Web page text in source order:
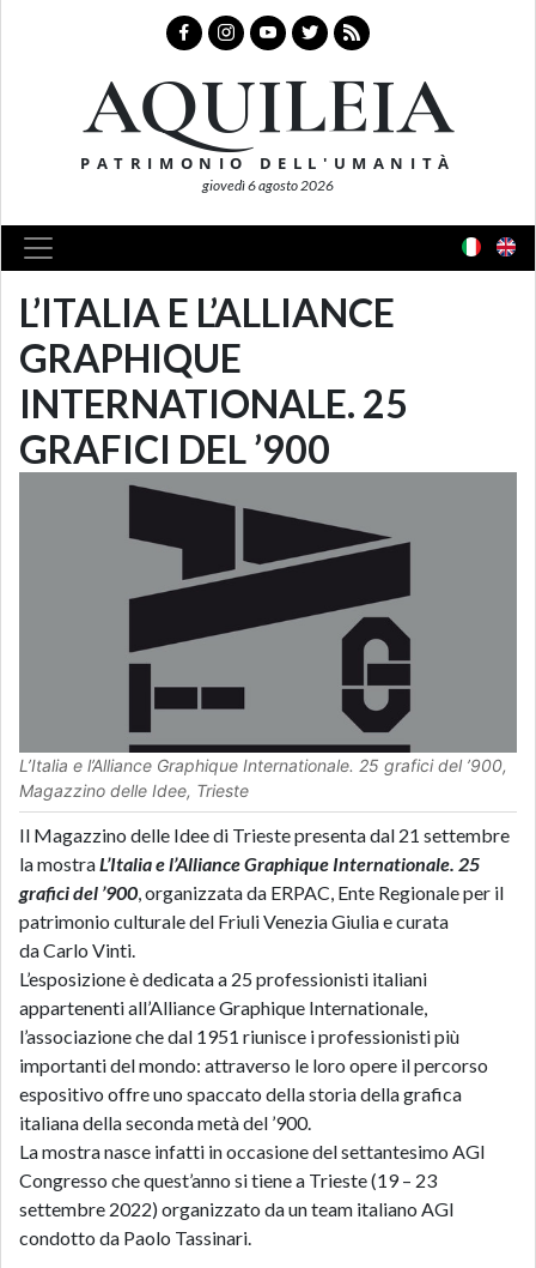
AQUILEIA
PATRIMONIO DELL'UMANITÀ
giovedì 6 agosto 2026
L’ITALIA E L’ALLIANCE
GRAPHIQUE
INTERNATIONALE. 25
GRAFICI DEL ’900
L’Italia e l’Alliance Graphique Internationale. 25 grafici del ’900,
Magazzino delle Idee, Trieste
Il Magazzino delle Idee di Trieste presenta dal 21 settembre
la mostraL’Italia e l’Alliance Graphique Internationale. 25
grafici del ’900, organizzata da ERPAC, Ente Regionale per il
patrimonio culturale del Friuli Venezia Giulia e curata
daCarlo Vinti.
L’esposizione è dedicata a 25 professionisti italiani
appartenenti all’Alliance Graphique Internationale,
l’associazione che dal 1951 riunisce i professionisti più
importanti del mondo: attraverso le loro opere il percorso
espositivo offre uno spaccato della storia della grafica
italiana della seconda metà del ’900.
La mostra nasce infatti in occasione del settantesimo AGI
Congresso che quest’anno si tiene a Trieste (19 – 23
settembre 2022) organizzato da un team italiano AGI
condotto da Paolo Tassinari.